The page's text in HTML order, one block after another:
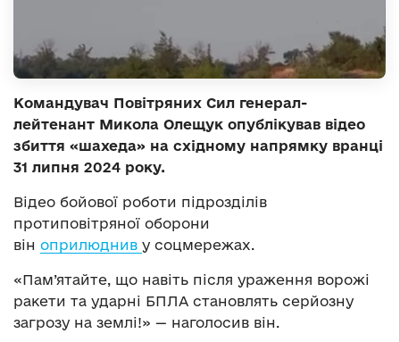
Командувач Повітряних Сил генерал-
лейтенант Микола Олещук опублікував відео
збиття «шахеда» на східному напрямку вранці
31 липня 2024 року.
Відео бойової роботи підрозділів
протиповітряної оборони
він оприлюднив у соцмережах.
«Пам’ятайте, що навіть після ураження ворожі
ракети та ударні БПЛА становлять серйозну
загрозу на землі!» — наголосив він.